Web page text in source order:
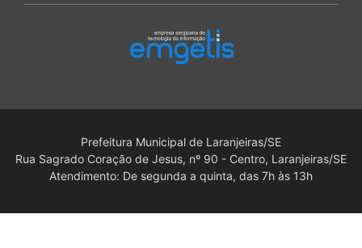
Prefeitura Municipal de Laranjeiras/SE
Rua Sagrado Coração de Jesus, nº 90 - Centro, Laranjeiras/SE
Atendimento: De segunda a quinta, das 7h às 13h